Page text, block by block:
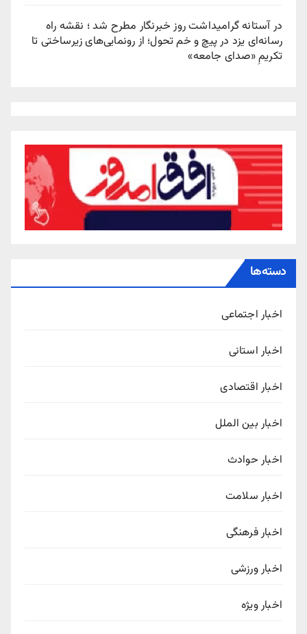
در آستانه گرامیداشت روز خبرنگار مطرح شد ؛ نقشه راه
رسانه‌ای یزد در پیچ‌ و خم تحول؛ از رونمایی‌های زیرساختی تا
تکریمِ «صدای جامعه»
دسته‌ها
اخبار اجتماعی
اخبار استانی
اخبار اقتصادی
اخبار بین الملل
اخبار حوادث
اخبار سلامت
اخبار فرهنگی
اخبار ورزشی
اخبار ویژه